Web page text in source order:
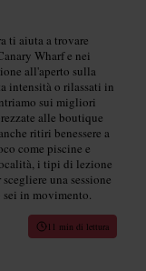
ti aiuta a trovare
Wharf e nei
all'aperto sulla
intensità o rilassati in
sui migliori
alle boutique
ritiri benessere a
come piscine e
i tipi di lezione
una sessione
sei in movimento.
11 min di lettura